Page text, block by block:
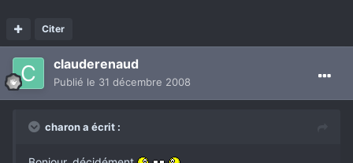
Citer
clauderenaud
Publié le 31 décembre 2008
charon a écrit :